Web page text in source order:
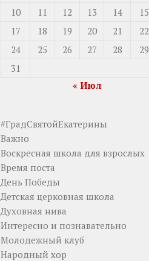
10
11 12 13 14 15
17
18 19 20 21 22
24
25 26 27 28 29
31
« Июл
#ГрадСвятойЕкатерины
Важно
Воскресная школа для взрослых
Время поста
День Победы
Детская церковная школа
Духовная нива
Интересно и познавательно
Молодежный клуб
Народный хор